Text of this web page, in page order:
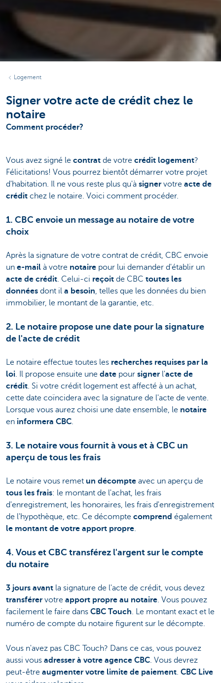
Logement
Signer votre acte de crédit chez le
notaire
Comment procéder?
Vous avez signé le contrat de votre crédit logement?
Félicitations! Vous pourrez bientôt démarrer votre projet
d'habitation. Il ne vous reste plus qu'à signer votre acte de
crédit chez le notaire. Voici comment procéder.
1. CBC envoie un message au notaire de votre
choix
Après la signature de votre contrat de crédit, CBC envoie
un e-mail à votre notaire pour lui demander d'établir un
acte de crédit. Celui-ci reçoit de CBC toutes les
données dont il a besoin, telles que les données du bien
immobilier, le montant de la garantie, etc.
2. Le notaire propose une date pour la signature
de l'acte de crédit
Le notaire effectue toutes les recherches requises par la
loi. Il propose ensuite une date pour signer l'acte de
crédit. Si votre crédit logement est affecté à un achat,
cette date coïncidera avec la signature de l'acte de vente.
Lorsque vous aurez choisi une date ensemble, le notaire
en informera CBC.
3. Le notaire vous fournit à vous et à CBC un
aperçu de tous les frais
Le notaire vous remet un décompte avec un aperçu de
tous les frais: le montant de l'achat, les frais
d'enregistrement, les honoraires, les frais d'enregistrement
de l'hypothèque, etc. Ce décompte comprend également
le montant de votre apport propre.
4. Vous et CBC transférez l'argent sur le compte
du notaire
3 jours avant la signature de l'acte de crédit, vous devez
transférer votre apport propre au notaire. Vous pouvez
facilement le faire dans CBC Touch. Le montant exact et le
numéro de compte du notaire figurent sur le décompte.
Vous n'avez pas CBC Touch? Dans ce cas, vous pouvez
aussi vous adresser à votre agence CBC. Vous devrez
peut-être augmenter votre limite de paiement. CBC Live